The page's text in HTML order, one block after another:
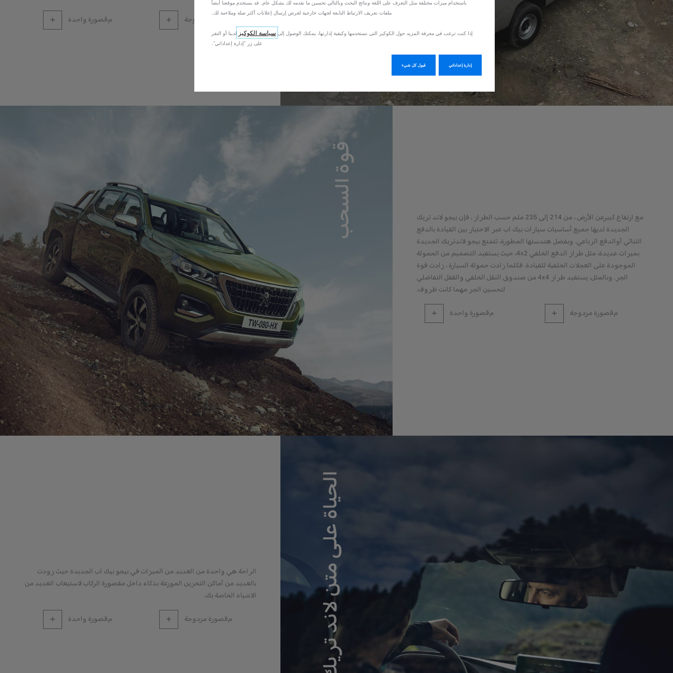
الحمولة مقصورة واحدة مقصورة مزدوجة
قوة السحب
مع ارتفاع كبيرعن الأرض ، من 214 إلى 235 ملم حسب الطراز ، فإن بيجو لاند تريك
الجديدة لديها جميع أساسيات سيارات بيك اب عبر الاختيار بين القيادة بالدفع
الثنائي أوالدفع الرباعي. وبفضل هندستها المطورة، تتمتع بيجو لاندتريك الجديدة
بميزات عديدة، مثل طراز الدفع الخلفي 4x2، حيث يستفيد التصميم من الحمولة
الموجودة على العجلات الخلفية للقيادة. فكلما زادت حمولة السيارة ، زادت قوة
الجر. وبالمثل، يستفيد طراز 4x4 من صندوق النقل الخلفي والقفل التفاضلي
لتحسين الجر مهما كانت ظروف.
مقصورة واحدة مقصورة مزدوجة
الحياة على متن لاند تريك
الراحة هي واحدة من العديد من الميزات في بيجو بيك اب الجديدة حيث زودت
بالعديد من أماكن التخزين الموزعة بذكاء داخل مقصورة الركاب لاستيعاب العديد من
الاشياء الخاصة بك.
مقصورة واحدة مقصورة مزدوجة
باستخدام ميزات مختلفة مثل التعرف على اللغة ونتائج البحث وبالتالي تحسين ما نقدمه لك بشكل عام. قد يستخدم موقعنا أيضاً
ملفات تعريف الارتباط التابعة لجهات خارجية لغرض إرسال إعلانات أكثر صلة وملاءمة لك.
إذا كنت ترغب في معرفة المزيد حول الكوكيز التي نستخدمها وكيفية إدارتها، يمكنك الوصول إلى سياسة الكوكيز لدينا أو النقر
على زر 'إدارة إعداداتي'.
إدارة إعداداتي قبول كل شيء